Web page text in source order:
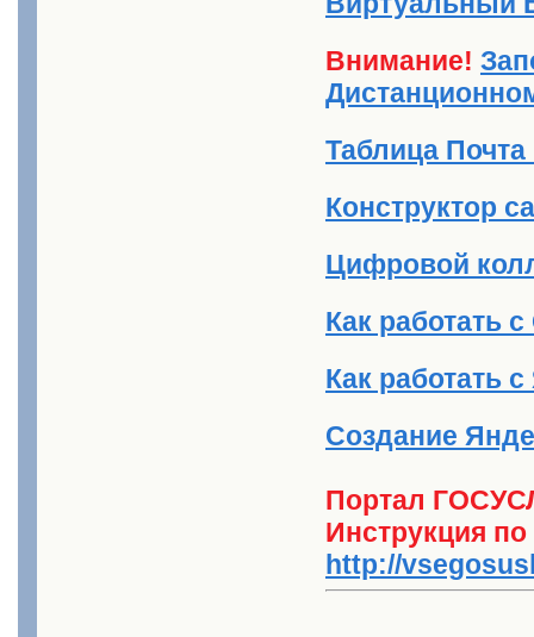
Внимание!
Таблица
Конструктор
Цифровой
Как работать
Как работать
Создание
Портал
Инструкция
http://